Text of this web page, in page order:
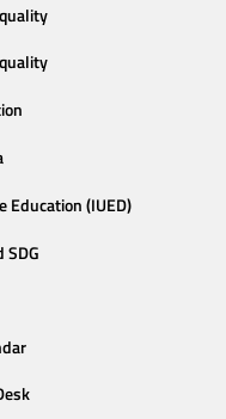
(IUED)
SDG